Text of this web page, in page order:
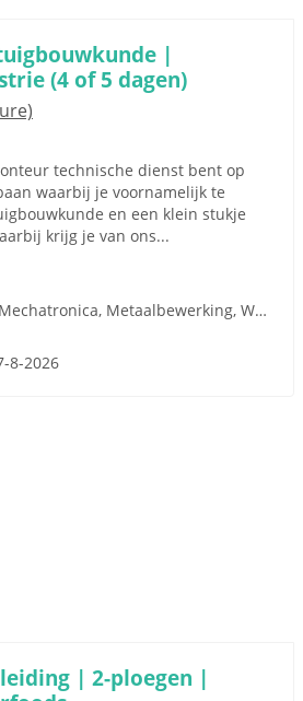
|
(4 of 5 dagen)
technische dienst bent op
waarbij je voornamelijk te
en een klein stukje
krijg je van ons...
Elektrotechniek, Mechatronica, Metaalbewerking, Werktuigbouwkunde, Metaal, Techniek
8-2026
| 2-ploegen |